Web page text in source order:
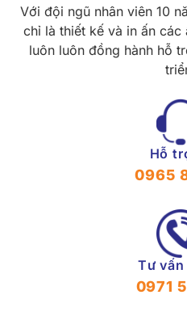
Với đội ngũ nhân viên 10
chỉ là thiết kế và in ấn các
luôn luôn đồng hành hỗ
Hỗ
0965
Tư
0971